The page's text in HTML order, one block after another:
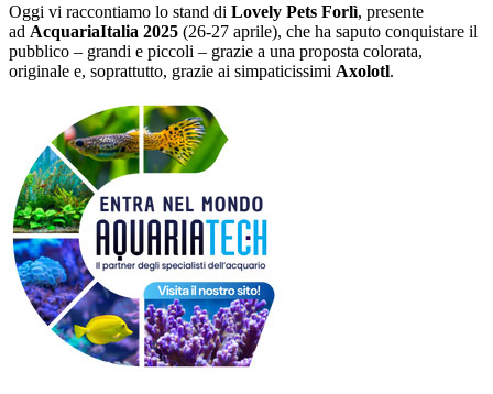
Oggi vi raccontiamo lo stand di Lovely Pets Forlì, presente
ad AcquariaItalia 2025 (26-27 aprile), che ha saputo conquistare il
pubblico – grandi e piccoli – grazie a una proposta colorata,
originale e, soprattutto, grazie ai simpaticissimi Axolotl.